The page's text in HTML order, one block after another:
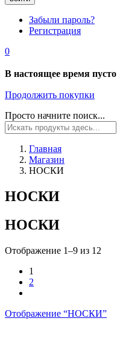
Забыли пароль?
Регистрация
0
В настоящее время
Продолжить покупки
Просто начните поиск...
Главная
Магазин
НОСКИ
НОСКИ
НОСКИ
Отображение 1–9 из 12
1
2
Отображение “НОСКИ”